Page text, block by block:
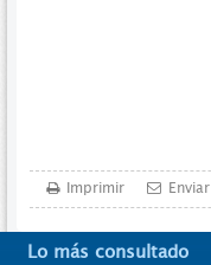
Imprimir Enviar
Lo más consultado